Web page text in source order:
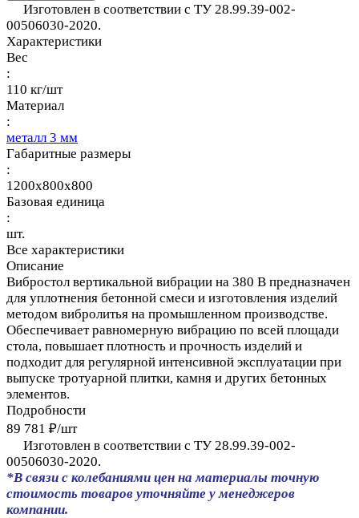
Изготовлен в соответствии с ТУ 28.99.39-002-
00506030-2020.
Характеристики
Вес
:
110 кг/шт
Материал
:
металл 3 мм
Габаритные размеры
:
1200x800x800
Базовая единица
:
шт.
Все характеристики
Описание
Вибростол вертикальной вибрации на 380 В предназначен
для уплотнения бетонной смеси и изготовления изделий
методом вибролитья на промышленном производстве.
Обеспечивает равномерную вибрацию по всей площади
стола, повышает плотность и прочность изделий и
подходит для регулярной интенсивной эксплуатации при
выпуске тротуарной плитки, камня и других бетонных
элементов.
Подробности
89 781 ₽/шт
Изготовлен в соответствии с ТУ 28.99.39-002-
00506030-2020.
*В связи с колебаниями цен на материалы точную
стоимость товаров уточняйте у менеджеров
компании.